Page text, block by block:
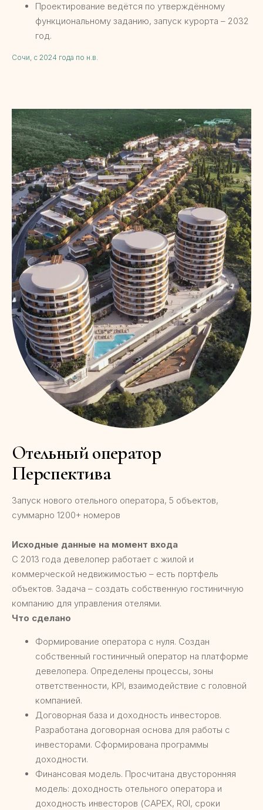
Проектирование ведётся по утверждённому
функциональному заданию, запуск курорта – 2032
год.
Сочи, с 2024 года по н.в.
Отельный оператор
Перспектива
Запуск нового отельного оператора, 5 объектов,
суммарно 1200+ номеров
Исходные данные на момент входа
С 2013 года девелопер работает с жилой и
коммерческой недвижимостью – есть портфель
объектов. Задача – создать собственную гостиничную
компанию для управления отелями.
Что сделано
Формирование оператора с нуля. Создан
собственный гостиничный оператор на платформе
девелопера. Определены процессы, зоны
ответственности, KPI, взаимодействие с головной
компанией.
Договорная база и доходность инвесторов.
Разработана договорная основа для работы с
инвесторами. Сформирована программы
доходности.
Финансовая модель. Просчитана двусторонняя
модель: доходность отельного оператора и
доходность инвесторов (CAPEX, ROI, сроки